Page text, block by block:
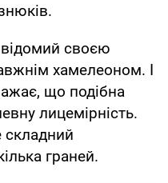
відомий своєю
хамелеоном. І
що подібна
лицемірність.
складний
граней.